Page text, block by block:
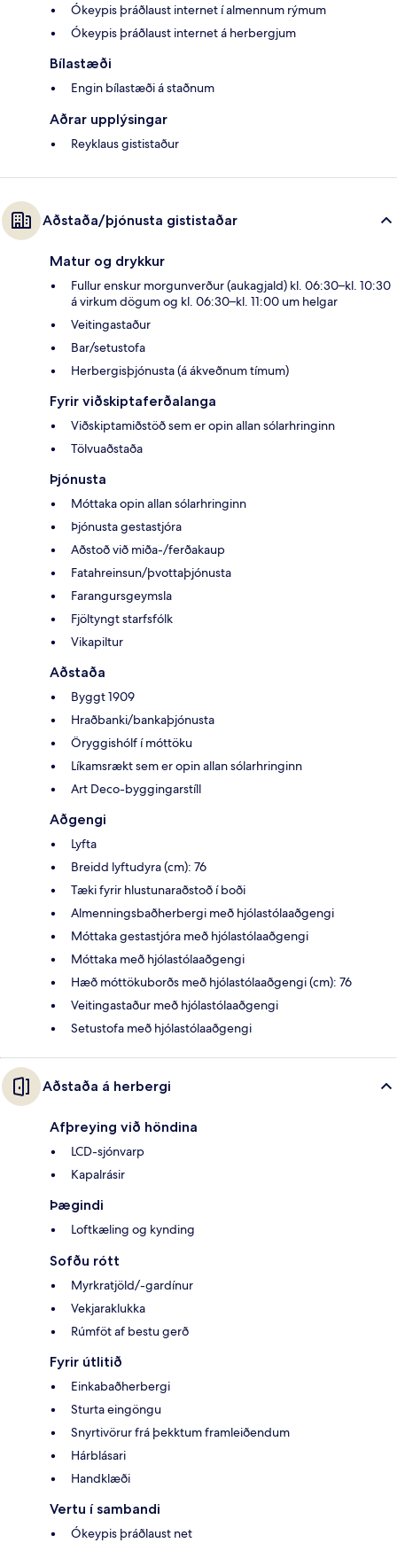
Ókeypis þráðlaust internet í almennum rýmum
Ókeypis þráðlaust internet á herbergjum
Bílastæði
Engin bílastæði á staðnum
Aðrar upplýsingar
Reyklaus gististaður
Aðstaða/þjónusta gististaðar
Matur og drykkur
Fullur enskur morgunverður (aukagjald) kl. 06:30–kl. 10:30
á virkum dögum og kl. 06:30–kl. 11:00 um helgar
Veitingastaður
Bar/setustofa
Herbergisþjónusta (á ákveðnum tímum)
Fyrir viðskiptaferðalanga
Viðskiptamiðstöð sem er opin allan sólarhringinn
Tölvuaðstaða
Þjónusta
Móttaka opin allan sólarhringinn
Þjónusta gestastjóra
Aðstoð við miða-/ferðakaup
Fatahreinsun/þvottaþjónusta
Farangursgeymsla
Fjöltyngt starfsfólk
Vikapiltur
Aðstaða
Byggt 1909
Hraðbanki/bankaþjónusta
Öryggishólf í móttöku
Líkamsrækt sem er opin allan sólarhringinn
Art Deco-byggingarstíll
Aðgengi
Lyfta
Breidd lyftudyra (cm): 76
Tæki fyrir hlustunaraðstoð í boði
Almenningsbaðherbergi með hjólastólaaðgengi
Móttaka gestastjóra með hjólastólaaðgengi
Móttaka með hjólastólaaðgengi
Hæð móttökuborðs með hjólastólaaðgengi (cm): 76
Veitingastaður með hjólastólaaðgengi
Setustofa með hjólastólaaðgengi
Aðstaða á herbergi
Afþreying við höndina
LCD-sjónvarp
Kapalrásir
Þægindi
Loftkæling og kynding
Sofðu rótt
Myrkratjöld/-gardínur
Vekjaraklukka
Rúmföt af bestu gerð
Fyrir útlitið
Einkabaðherbergi
Sturta eingöngu
Snyrtivörur frá þekktum framleiðendum
Hárblásari
Handklæði
Vertu í sambandi
Ókeypis þráðlaust net